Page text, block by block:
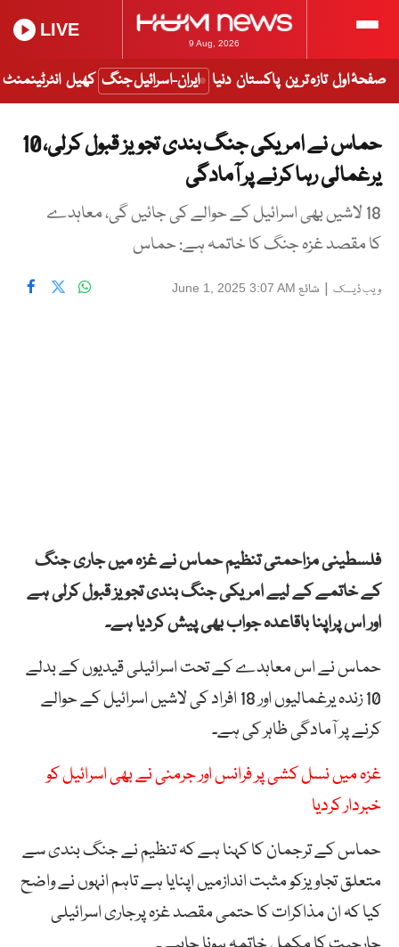
9 Aug, 2026
LIVE
صفحۂ اول تازہ ترین پاکستان دنیا ایران-اسرائیل جنگ کھیل انٹرٹینمنٹ
حماس نے امریکی جنگ بندی تجویز قبول کرلی، 10
یرغمالی رہا کرنے پر آمادگی
18 لاشیں بھی اسرائیل کے حوالے کی جائیں گی، معاہدے
کا مقصد غزہ جنگ کا خاتمہ ہے: حماس
ویب ڈیسک | شائع June 1, 2025 3:07 AM
فلسطینی مزاحمتی تنظیم حماس نے غزہ میں جاری جنگ
کے خاتمے کے لیے امریکی جنگ بندی تجویز قبول کرلی ہے
اور اس پراپنا باقاعدہ جواب بھی پیش کردیا ہے۔
حماس نے اس معاہدے کے تحت اسرائیلی قیدیوں کے بدلے
10 زندہ یرغمالیوں اور 18 افراد کی لاشیں اسرائیل کے حوالے
کرنے پر آمادگی ظاہر کی ہے۔
غزہ میں نسل کشی پر فرانس اور جرمنی نے بھی اسرائیل کو
خبردار کردیا
حماس کے ترجمان کا کہنا ہے کہ تنظیم نے جنگ بندی سے
متعلق تجاویزکو مثبت اندازمیں اپنایا ہے تاہم انہوں نے واضح
کیا کہ ان مذاکرات کا حتمی مقصد غزہ پرجاری اسرائیلی